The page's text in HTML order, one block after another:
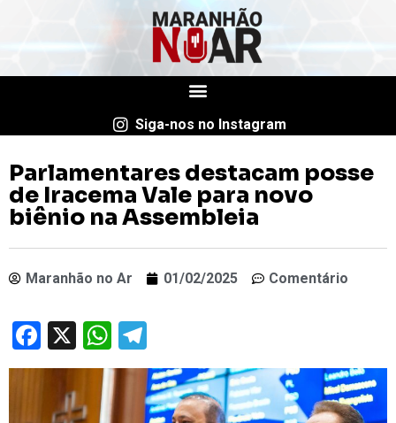
Siga-nos no Instagram
Parlamentares destacam posse
de Iracema Vale para novo
biênio na Assembleia
Maranhão no Ar 01/02/2025 Comentário
Facebook
X WhatsApp